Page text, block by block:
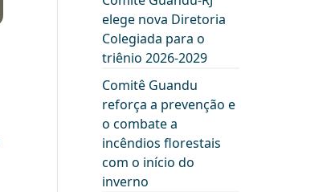
elege nova Diretoria
Colegiada para o
triênio 2026-2029
Comitê Guandu
reforça a prevenção e
o combate a
incêndios florestais
com o início do
inverno